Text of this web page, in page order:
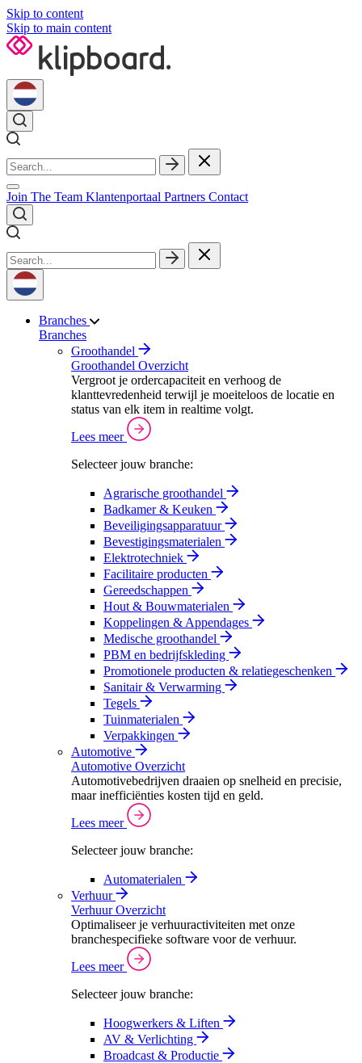
Skip to content
Skip to main content
Join The Team Klantenportaal Partners Contact
Branches
Branches
Groothandel
Groothandel Overzicht
Vergroot je ordercapaciteit en verhoog de
klanttevredenheid terwijl je moeiteloos de locatie en
status van elk item in realtime volgt.
Lees meer
Selecteer jouw branche:
Agrarische groothandel
Badkamer & Keuken
Beveiligingsapparatuur
Bevestigingsmaterialen
Elektrotechniek
Facilitaire producten
Gereedschappen
Hout & Bouwmaterialen
Koppelingen & Appendages
Medische groothandel
PBM en bedrijfskleding
Promotionele producten & relatiegeschenken
Sanitair & Verwarming
Tegels
Tuinmaterialen
Verpakkingen
Automotive
Automotive Overzicht
Automotivebedrijven draaien op snelheid en precisie,
maar inefficiënties kosten tijd en geld.
Lees meer
Selecteer jouw branche:
Automaterialen
Verhuur
Verhuur Overzicht
Optimaliseer je verhuuractiviteiten met onze
branchespecifieke software voor de verhuur.
Lees meer
Selecteer jouw branche:
Hoogwerkers & Liften
AV & Verlichting
Broadcast & Productie